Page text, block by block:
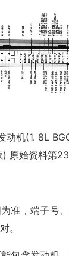
动机(1. 8L
) 原始资料第
准，端子号
。